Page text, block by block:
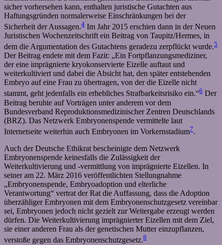
sicher vorhersehen kann, enthalten juristische Gutachten aus
Haftungsgründen normalerweise Einschränkungen bei der
Sicherheit der Aussagen.4 Im Jahr 2015 erschien dann in der Neuen
Juristischen Wochenzeitschrift ein Beitrag von Taupitz/Hermes, in
dem die Argumentation des Gutachtens geradezu zerpflückt wurde.5
Der Beitrag endete mit dem Fazit: „Ein Fortpflanzungsmediziner,
der eine imprägnierte kryokonservierte Eizelle auftaut und
weiterkultiviert und dabei die Absicht hat, den später entstehenden
Embryo auf eine Frau zu übertragen, von der die Eizelle nicht
stammt, geht jedenfalls ein erhebliches Strafbarkeitsrisiko ein.“6 Der
Beitrag beruhte auf Vorträgen unter anderem vor dem
Bundesverband Reproduktionsmedizinischer Zentren Deutschlands
(BRZ). Das Netzwerk Embryonenspende vermittelte laut
Internetseite weiterhin auch Embryonen im Vorkernstadium7.
Auch der Deutsche Ethikrat bescheinigte dem Netzwerk
Embryonenspende keinesfalls die Zulässigkeit der
Weiterkultivierung und -vermittlung von imprägnierte Eizellen. In
seiner am 22. März 2016 veröffentlichten Stellungnahme
„Embryonenspende, Embryoadoption und elterliche
Verantwortung“ vertrat der Rat die Auffassung, dass die Adoption
überzähliger Embryonen mit dem Embryonenschutzgesetz vereinbar
sei, Embryonen jedoch nicht gezielt zur Weitergabe erzeugt werden
dürfen. Die Weiterkultivierung imprägnierter Eizellen mit dem Ziel,
sie einer anderen Frau als der genetischen Mutter einzupflanzen,
verstoße gegen das Embryonenschutzgesetz.8